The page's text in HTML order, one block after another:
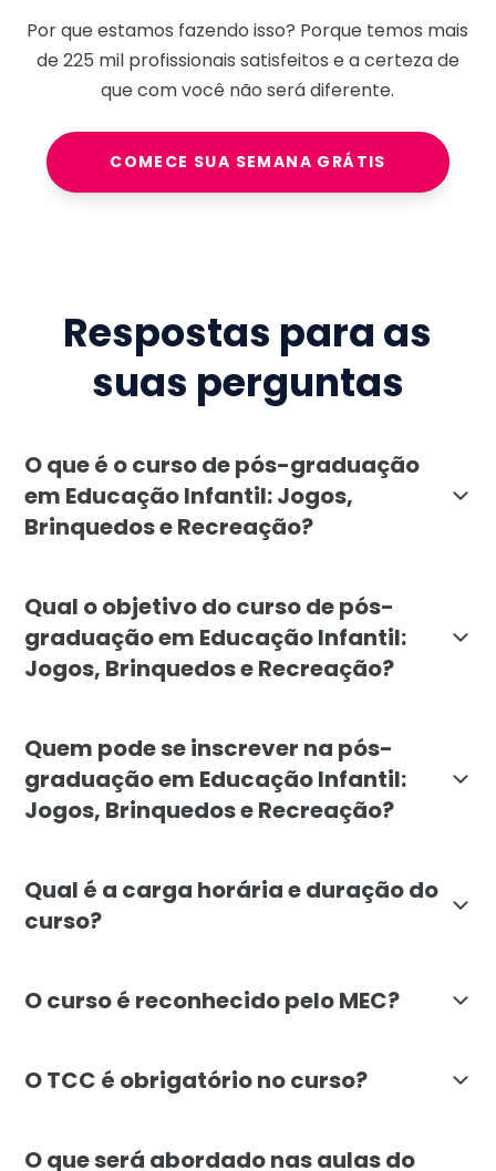
Por que estamos fazendo isso? Porque temos mais
de225 milprofissionais satisfeitos e a certeza de
que com você não será diferente.
COMECE SUA SEMANA GRÁTIS
Respostas para as
suas perguntas
O que é o curso de pós-graduação
em Educação Infantil: Jogos,
Brinquedos e Recreação?
Qual o objetivo do curso de pós-
graduação em Educação Infantil:
Jogos, Brinquedos e Recreação?
Quem pode se inscrever na pós-
graduação em Educação Infantil:
Jogos, Brinquedos e Recreação?
Qual é a carga horária e duração do
curso?
O curso é reconhecido pelo MEC?
O TCC é obrigatório no curso?
O que será abordado nas aulas do